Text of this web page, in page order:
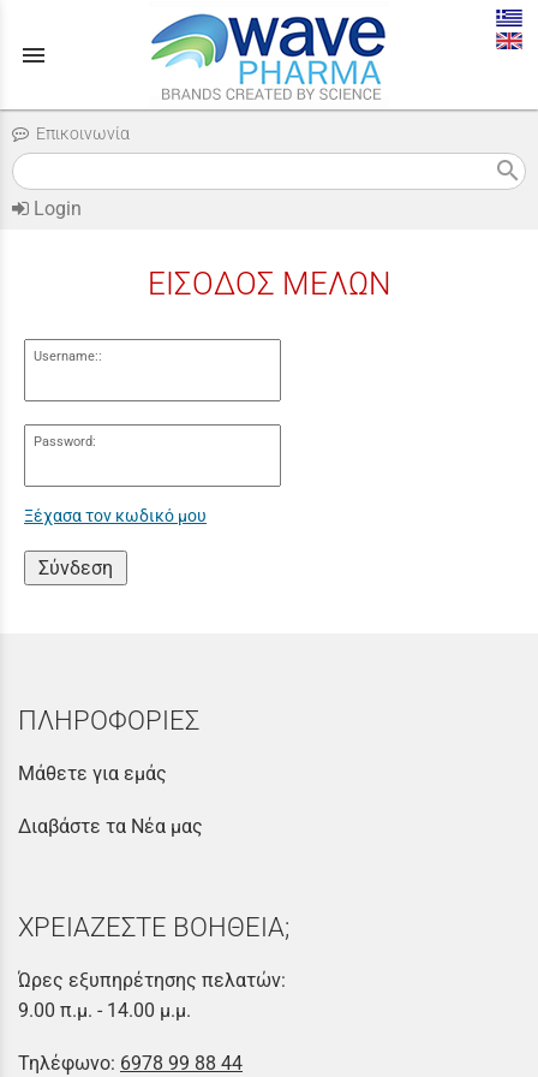
menu
Επικοινωνία
search
Login
ΕΙΣΟΔΟΣ ΜΕΛΩΝ
Username::
Password:
Ξέχασα τον κωδικό μου
Σύνδεση
ΠΛΗΡΟΦΟΡΙΕΣ
Μάθετε για εμάς
Διαβάστε τα Νέα μας
ΧΡΕΙΑΖΕΣΤΕ ΒΟΗΘΕΙΑ;
Ώρες εξυπηρέτησης πελατών:
9.00 π.μ. - 14.00 μ.μ.
Τηλέφωνο: 6978 99 88 44